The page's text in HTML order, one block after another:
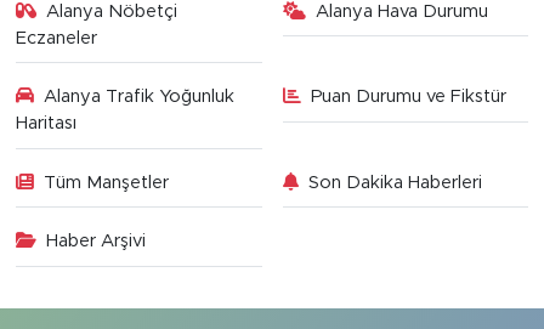
Alanya Nöbetçi
Eczaneler
Alanya Hava Durumu
Alanya Trafik Yoğunluk
Haritası
Puan Durumu ve Fikstür
Tüm Manşetler Son Dakika Haberleri
Haber Arşivi